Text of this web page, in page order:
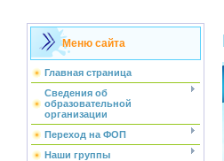
Меню сайта
Главная страница
Сведения об
образовательной
организации
Переход на ФОП
Наши группы